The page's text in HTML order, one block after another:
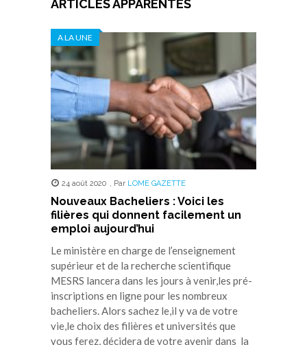
ARTICLES APPARENTÉS
A LA UNE
24 août 2020 , Par LOME GAZETTE
Nouveaux Bacheliers : Voici les
filières qui donnent facilement un
emploi aujourd’hui
Le ministère en charge de l’enseignement
supérieur et de la recherche scientifique
MESRS lancera dans les jours à venir,les pré-
inscriptions en ligne pour les nombreux
bacheliers. Alors sachez le,il y va de votre
vie,le choix des filières et universités que
vous ferez, décidera de votre avenir dans la